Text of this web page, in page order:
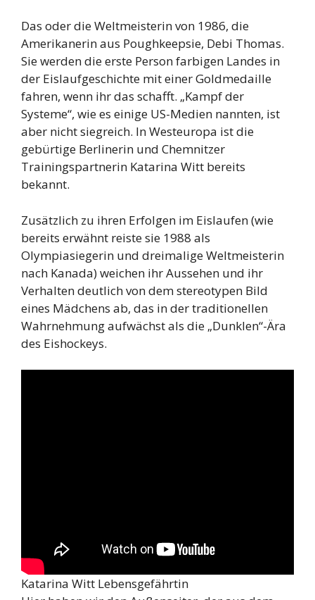
Das oder die Weltmeisterin von 1986, die
Amerikanerin aus Poughkeepsie, Debi Thomas.
Sie werden die erste Person farbigen Landes in
der Eislaufgeschichte mit einer Goldmedaille
fahren, wenn ihr das schafft. „Kampf der
Systeme“, wie es einige US-Medien nannten, ist
aber nicht siegreich. In Westeuropa ist die
gebürtige Berlinerin und Chemnitzer
Trainingspartnerin Katarina Witt bereits
bekannt.
Zusätzlich zu ihren Erfolgen im Eislaufen (wie
bereits erwähnt reiste sie 1988 als
Olympiasiegerin und dreimalige Weltmeisterin
nach Kanada) weichen ihr Aussehen und ihr
Verhalten deutlich von dem stereotypen Bild
eines Mädchens ab, das in der traditionellen
Wahrnehmung aufwächst als die „Dunklen“-Ära
des Eishockeys.
Katarina Witt Lebensgefährtin